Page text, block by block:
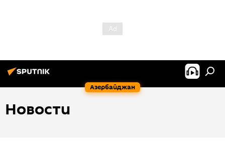
Азербайджан
Новости